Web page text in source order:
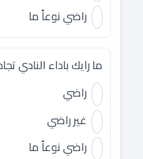
راضي نوعاً ما
ما رايك باداء النادي
راضي
غير راضي
راضي نوعاً ما